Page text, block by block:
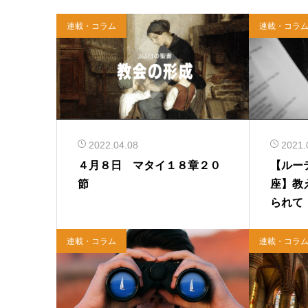
連載・コラム
2022.04.08
４月８日 マタイ１８章２０
節
連載・コラム
【ル
座】教
られて
連載・コラム 連載・コラム